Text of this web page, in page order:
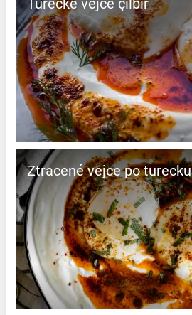
Ztracené vejce po turecku